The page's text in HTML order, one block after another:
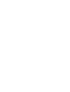
kādi ciemiņi